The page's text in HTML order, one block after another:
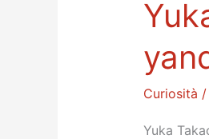
Curiosità /
Yuka